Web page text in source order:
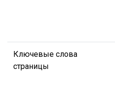
Ключевые слова
страницы